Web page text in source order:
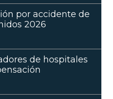
por accidente de
2026
de hospitales